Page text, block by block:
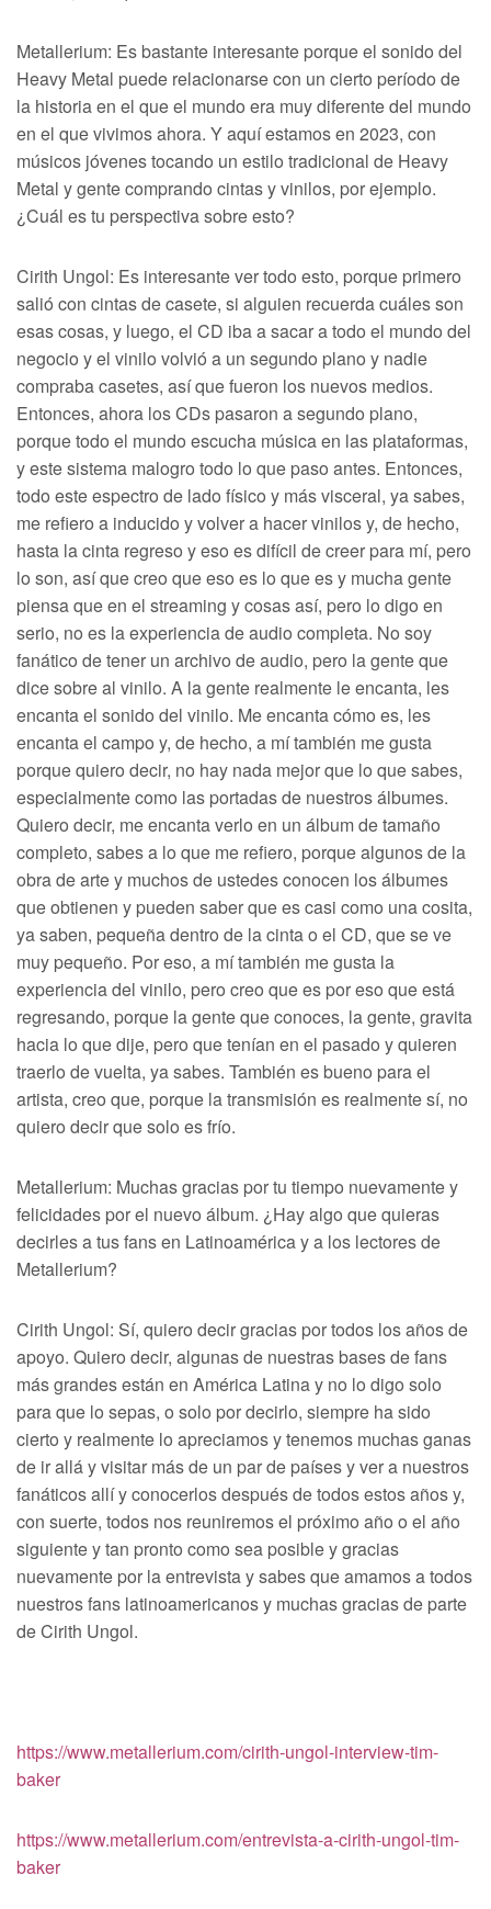
Metallerium: Es bastante interesante porque el sonido del
Heavy Metal puede relacionarse con un cierto período de
la historia en el que el mundo era muy diferente del mundo
en el que vivimos ahora. Y aquí estamos en 2023, con
músicos jóvenes tocando un estilo tradicional de Heavy
Metal y gente comprando cintas y vinilos, por ejemplo.
¿Cuál es tu perspectiva sobre esto?
Cirith Ungol: Es interesante ver todo esto, porque primero
salió con cintas de casete, si alguien recuerda cuáles son
esas cosas, y luego, el CD iba a sacar a todo el mundo del
negocio y el vinilo volvió a un segundo plano y nadie
compraba casetes, así que fueron los nuevos medios.
Entonces, ahora los CDs pasaron a segundo plano,
porque todo el mundo escucha música en las plataformas,
y este sistema malogro todo lo que paso antes. Entonces,
todo este espectro de lado físico y más visceral, ya sabes,
me refiero a inducido y volver a hacer vinilos y, de hecho,
hasta la cinta regreso y eso es difícil de creer para mí, pero
lo son, así que creo que eso es lo que es y mucha gente
piensa que en el streaming y cosas así, pero lo digo en
serio, no es la experiencia de audio completa. No soy
fanático de tener un archivo de audio, pero la gente que
dice sobre al vinilo. A la gente realmente le encanta, les
encanta el sonido del vinilo. Me encanta cómo es, les
encanta el campo y, de hecho, a mí también me gusta
porque quiero decir, no hay nada mejor que lo que sabes,
especialmente como las portadas de nuestros álbumes.
Quiero decir, me encanta verlo en un álbum de tamaño
completo, sabes a lo que me refiero, porque algunos de la
obra de arte y muchos de ustedes conocen los álbumes
que obtienen y pueden saber que es casi como una cosita,
ya saben, pequeña dentro de la cinta o el CD, que se ve
muy pequeño. Por eso, a mí también me gusta la
experiencia del vinilo, pero creo que es por eso que está
regresando, porque la gente que conoces, la gente, gravita
hacia lo que dije, pero que tenían en el pasado y quieren
traerlo de vuelta, ya sabes. También es bueno para el
artista, creo que, porque la transmisión es realmente sí, no
quiero decir que solo es frío.
Metallerium: Muchas gracias por tu tiempo nuevamente y
felicidades por el nuevo álbum. ¿Hay algo que quieras
decirles a tus fans en Latinoamérica y a los lectores de
Metallerium?
Cirith Ungol: Sí, quiero decir gracias por todos los años de
apoyo. Quiero decir, algunas de nuestras bases de fans
más grandes están en América Latina y no lo digo solo
para que lo sepas, o solo por decirlo, siempre ha sido
cierto y realmente lo apreciamos y tenemos muchas ganas
de ir allá y visitar más de un par de países y ver a nuestros
fanáticos allí y conocerlos después de todos estos años y,
con suerte, todos nos reuniremos el próximo año o el año
siguiente y tan pronto como sea posible y gracias
nuevamente por la entrevista y sabes que amamos a todos
nuestros fans latinoamericanos y muchas gracias de parte
de Cirith Ungol.
https://www.metallerium.com/cirith-ungol-interview-tim-
baker
https://www.metallerium.com/entrevista-a-cirith-ungol-tim-
baker